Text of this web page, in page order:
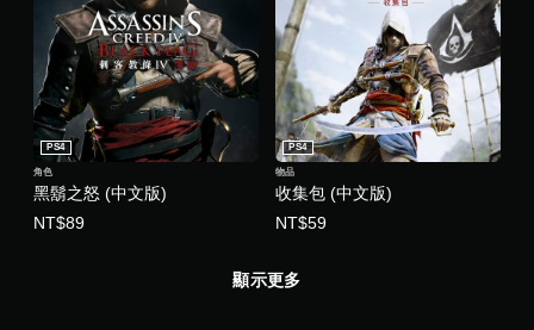
黑鬍之怒 (中文版)
PS4
角色
NT$89
收集包 (中文版)
PS4
物品
NT$59
顯示更多